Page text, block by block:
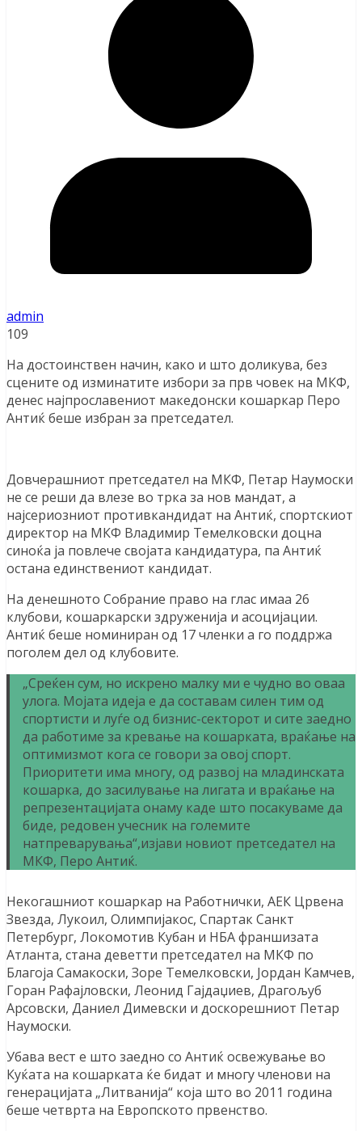
admin
109
На достоинствен начин, како и што доликува, без
сцените од изминатите избори за прв човек на МКФ,
денес најпрославениот македонски кошаркар Перо
Антиќ беше избран за претседател.
Довчерашниот претседател на МКФ, Петар Наумоски
не се реши да влезе во трка за нов мандат, а
најсериозниот противкандидат на Антиќ, спортскиот
директор на МКФ Владимир Темелковски доцна
синоќа ја повлече својата кандидатура, па Антиќ
остана единствениот кандидат.
На денешното Собрание право на глас имаа 26
клубови, кошаркарски здруженија и асоцијации.
Антиќ беше номиниран од 17 членки а го поддржа
поголем дел од клубовите.
„Среќен сум, но искрено малку ми е чудно во оваа
улога. Мојата идеја е да составам силен тим од
спортисти и луѓе од бизнис-секторот и сите заедно
да работиме за кревање на кошарката, враќање на
оптимизмот кога се говори за овој спорт.
Приоритети има многу, од развој на младинската
кошарка, до засилување на лигата и враќање на
репрезентацијата онаму каде што посакуваме да
биде, редовен учесник на големите
натпреварувања“,изјави новиот претседател на
МКФ, Перо Антиќ.
Некогашниот кошаркар на Работнички, АЕК Црвена
Звезда, Лукоил, Олимпијакос, Спартак Санкт
Петербург, Локомотив Кубан и НБА франшизата
Атланта, стана деветти претседател на МКФ по
Благоја Самакоски, Зоре Темелковски, Јордан Камчев,
Горан Рафајловски, Леонид Гајдаџиев, Драгољуб
Арсовски, Даниел Димевски и доскорешниот Петар
Наумоски.
Убава вест е што заедно со Антиќ освежување во
Куќата на кошарката ќе бидат и многу членови на
генерацијата „Литванија“ која што во 2011 година
беше четврта на Европското првенство.